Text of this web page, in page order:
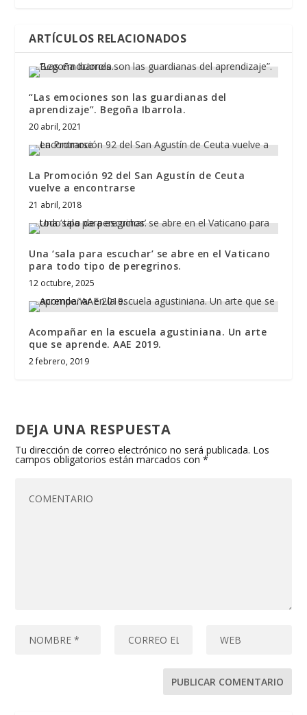
ARTÍCULOS RELACIONADOS
“Las emociones son las guardianas del
aprendizaje”. Begoña Ibarrola.
20 abril, 2021
La Promoción 92 del San Agustín de Ceuta
vuelve a encontrarse
21 abril, 2018
Una ‘sala para escuchar’ se abre en el Vaticano
para todo tipo de peregrinos.
12 octubre, 2025
Acompañar en la escuela agustiniana. Un arte
que se aprende. AAE 2019.
2 febrero, 2019
DEJA UNA RESPUESTA
Tu dirección de correo electrónico no será publicada. Los
campos obligatorios están marcados con*